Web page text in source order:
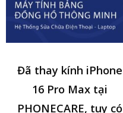
Đã thay kính iPhone
16 Pro Max tại
PHONECARE, tuy có